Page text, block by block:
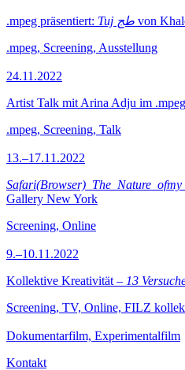
.mpeg präsentiert: Tuj طج von
.mpeg, Screening, Ausstellung
24.11.2022
Artist Talk mit Arina Adju im .mpeg
.mpeg, Screening, Talk
13.–17.11.2022
Gallery New York
Screening, Online
9.–10.11.2022
Kollektive Kreativität – 13
Screening, TV, Online, FILZ
Dokumentarfilm, Experimentalfilm
Kontakt